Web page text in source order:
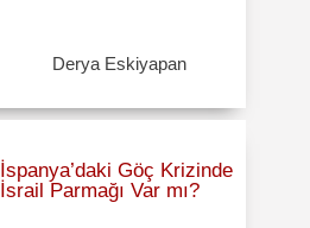
Derya Eskiyapan
İspanya’daki Göç Krizinde
İsrail Parmağı Var mı?